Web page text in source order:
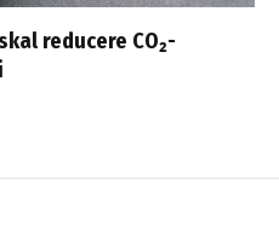
reducere CO₂-